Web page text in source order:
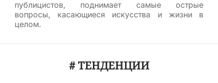
публицистов, поднимает самые острые
вопросы, касающиеся искусства и жизни в
целом.
# ТЕНДЕНЦИИ